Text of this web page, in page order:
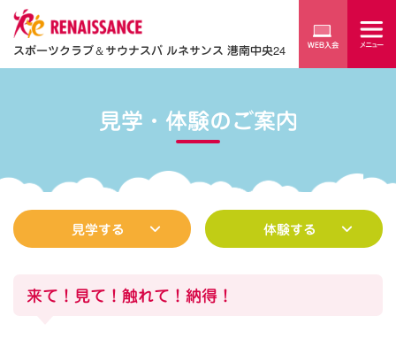
スポーツクラブ＆サウナスパ ルネサンス 港南中央24
見学・体験のご案内
見学する 体験する
来て！見て！触れて！納得！